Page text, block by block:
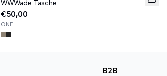
WWWade Tasche
€50,00
ONE
B2B